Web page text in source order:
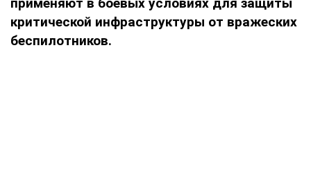
критической инфраструктуры от вражеских
беспилотников.